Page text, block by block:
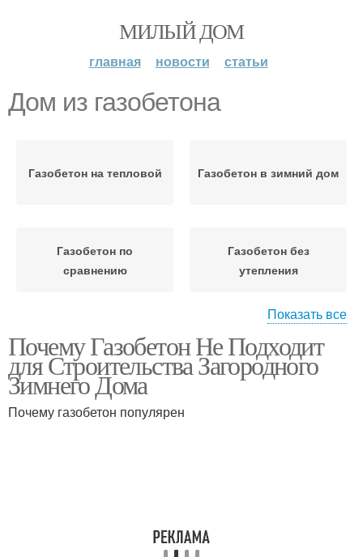
МИЛЫЙ ДОМ
главная новости статьи
Дом из газобетона
Газобетон на тепловой Газобетон в зимний дом
Газобетон по
сравнению
Газобетон без
утепления
Отопление в доме
Газобетон в
сейсмических районах
Показать все
Почему Газобетон Не Подходит
для Строительства Загородного
Зимнего Дома
Почему газобетон популярен